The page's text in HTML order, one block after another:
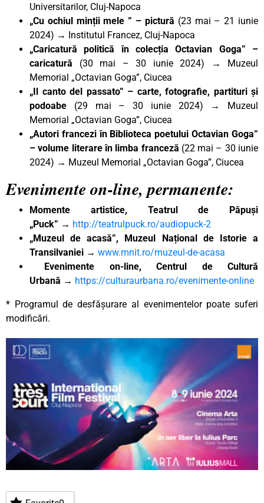
Universitarilor, Cluj-Napoca
„Cu ochiul minții mele ” – pictură (23 mai – 21 iunie
2024) → Institutul Francez, Cluj-Napoca
„Caricatură politică în colecția Octavian Goga” –
caricatură (30 mai – 30 iunie 2024) → Muzeul
Memorial „Octavian Goga”, Ciucea
„Il canto del passato” – carte, fotografie, partituri și
podoabe (29 mai – 30 iunie 2024) → Muzeul
Memorial „Octavian Goga”, Ciucea
„Autori francezi în Biblioteca poetului Octavian Goga”
– volume literare în limba franceză (22 mai – 30 iunie
2024) → Muzeul Memorial „Octavian Goga”, Ciucea
Evenimente on-line, permanente:
Momente artistice, Teatrul de Păpuși
„Puck” → http://teatrulpuck.ro/audiopuck-2
„Muzeul de acasă”, Muzeul Național de Istorie a
Transilvaniei → www.mnit.ro/muzeul-de-acasa
Evenimente on-line, Centrul de Cultură
Urbană → https://culturaurbana.ro/evenimente-online
* Programul de desfășurare al evenimentelor poate suferi
modificări.